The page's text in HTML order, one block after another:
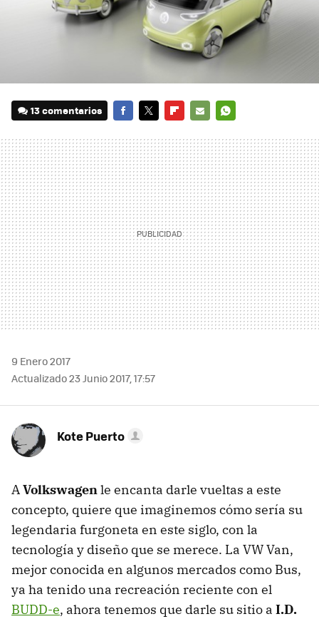
13 comentarios
MAIL
9 Enero 2017
Actualizado 23 Junio 2017, 17:57
Kote Puerto
AVolkswagenle encanta darle vueltas a este
concepto, quiere que imaginemos cómo sería su
legendaria furgoneta en este siglo, con la
tecnología y diseño que se merece. La VW Van,
mejor conocida en algunos mercados como Bus,
ya ha tenido una recreación reciente con el
BUDD-e, ahora tenemos que darle su sitio a I.D.